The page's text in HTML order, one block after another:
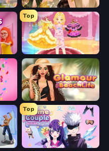
Valentine's Day Proposal Autumn Glam Gala
Top
Royal Glow Princess Makeover
Dress To Impress: New Year's Party Glamour Beach Life
Top
Anime Couple: Avatar Maker